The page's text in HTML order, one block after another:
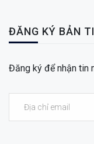
ĐĂNG KÝ BẢN
Đăng ký để nhận tin